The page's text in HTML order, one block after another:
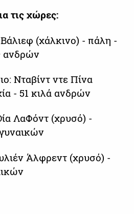
τις χώρες:
(χάλκινο) - πάλη -
ανδρών
Νταβίντ ντε Πίνα
- 51 κιλά ανδρών
ΛαΦόντ (χρυσό) -
Άλφρεντ (χρυσό) -